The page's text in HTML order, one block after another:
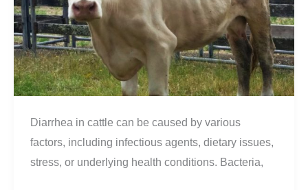
Diarrhea in cattle can be caused by various
factors, including infectious agents, dietary issues,
stress, or underlying health conditions. Bacteria,